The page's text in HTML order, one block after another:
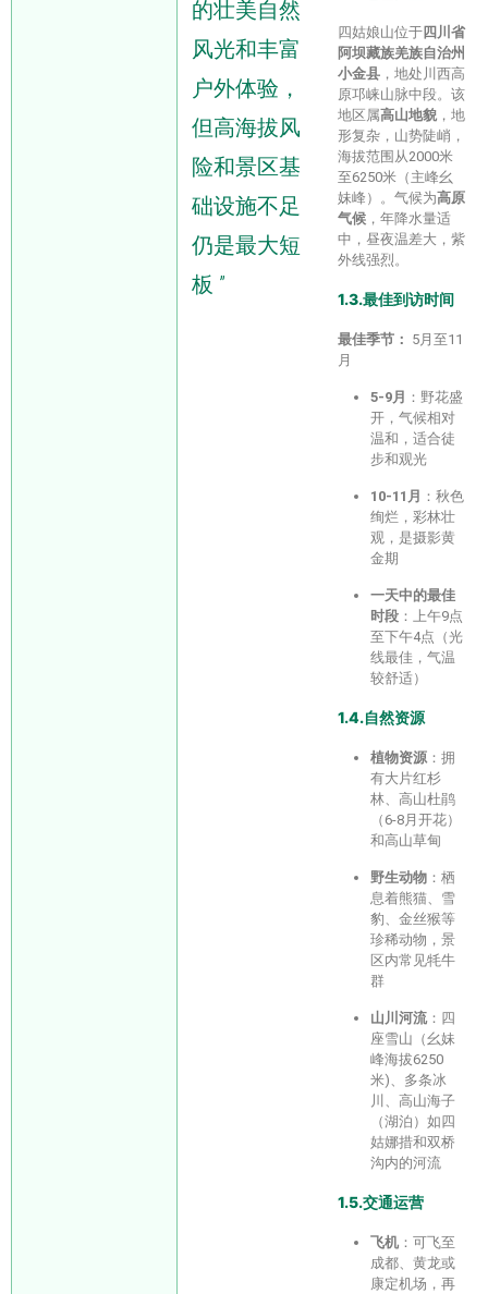
的壮美自然
风光和丰富
户外体验，
但高海拔风
险和景区基
础设施不足
仍是最大短
板 ”
四姑娘山位于 四川省
阿坝藏族羌族自治州
小金县 ，地处川西高
原邛崃山脉中段。该
地区属高山地貌 ，地
形复杂，山势陡峭，
海拔范围从2000米
至6250米（主峰幺
妹峰）。气候为高原
气候 ，年降水量适
中，昼夜温差大，紫
外线强烈。
1.3.最佳到访时间
最佳季节： 5月至11
月
5-9月 ：野花盛
开，气候相对
温和，适合徒
步和观光
10-11月 ：秋色
绚烂，彩林壮
观，是摄影黄
金期
一天中的最佳
时段 ：上午9点
至下午4点（光
线最佳，气温
较舒适）
1.4.自然资源
植物资源：拥
有大片红杉
林、高山杜鹃
（6-8月开花）
和高山草甸
野生动物 ：栖
息着熊猫、雪
豹、金丝猴等
珍稀动物，景
区内常见牦牛
群
山川河流：四
座雪山（幺妹
峰海拔6250
米)、多条冰
川、高山海子
（湖泊）如四
姑娜措和双桥
沟内的河流
1.5.交通运营
飞机 ：可飞至
成都、黄龙或
康定机场，再